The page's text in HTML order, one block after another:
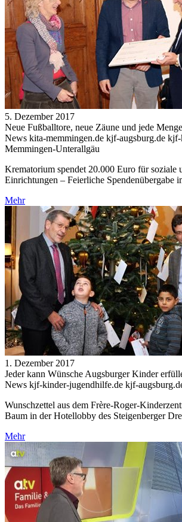
5. Dezember 2017
Neue Fußballtore, neue Zäune und jede
News kita-memmingen.de kjf-augsburg.de
Memmingen-Unterallgäu
Krematorium spendet 20.000 Euro für soziale
Einrichtungen – Feierliche Spendenübergabe
Mehr
1. Dezember 2017
Jeder kann Wünsche Augsburger Kinder
News kjf-kinder-jugendhilfe.de kjf-
Wunschzettel aus dem Frère-Roger-
Baum in der Hotellobby des Steigenberger
Mehr